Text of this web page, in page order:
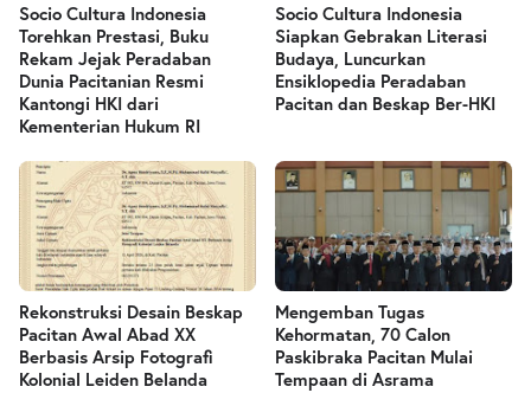
Socio Cultura Indonesia
Torehkan Prestasi, Buku
Rekam Jejak Peradaban
Dunia Pacitanian Resmi
Kantongi HKI dari
Kementerian Hukum RI
Socio Cultura Indonesia
Siapkan Gebrakan Literasi
Budaya, Luncurkan
Ensiklopedia Peradaban
Pacitan dan Beskap Ber-HKI
Rekonstruksi Desain Beskap
Pacitan Awal Abad XX
Berbasis Arsip Fotografi
Kolonial Leiden Belanda
Mengemban Tugas
Kehormatan, 70 Calon
Paskibraka Pacitan Mulai
Tempaan di Asrama